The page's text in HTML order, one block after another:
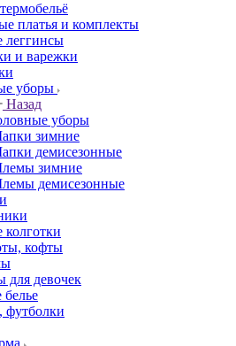
платья и комплекты
леггинсы
и варежки
уборы
Назад
уборы
зимние
демисезонные
зимние
демисезонные
колготки
кофты
девочек
футболки